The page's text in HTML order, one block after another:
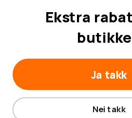
Kundeservice
Ekstra
Ja takk
Nei takk